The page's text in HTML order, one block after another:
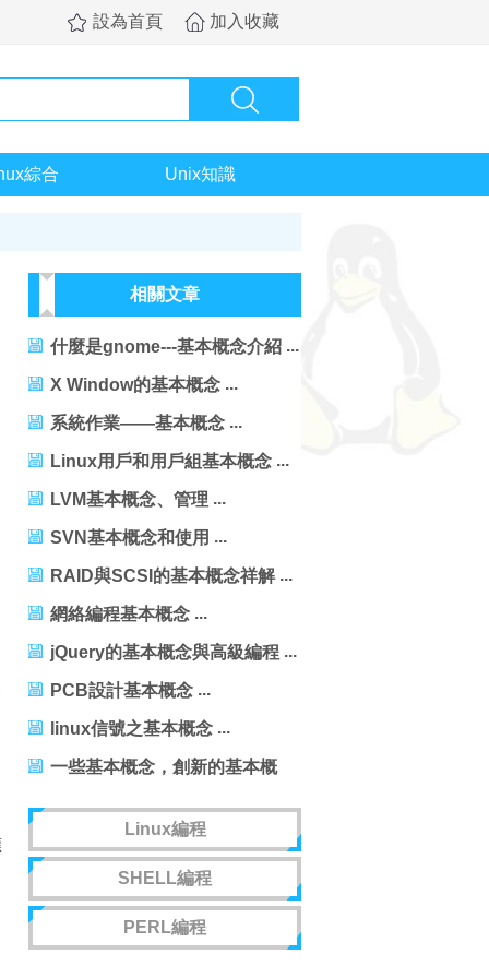
設為首頁 加入收藏
綜合 Unix知識
相關文章
什麼是gnome---基本概念介紹
X Window的基本概念
系統作業——基本概念
Linux用戶和用戶組基本概念
LVM基本概念、管理
SVN基本概念和使用
RAID與SCSI的基本概念祥解
網絡編程基本概念
jQuery的基本概念與高級編程
PCB設計基本概念
linux信號之基本概念
一些基本概念，創新的基本概
念
Linux編程
SHELL編程
PERL編程